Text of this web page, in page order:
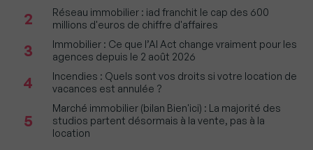
2
Réseau immobilier : iad franchit le cap des 600
millions d'euros de chiffre d'affaires
3
Immobilier : Ce que l’AI Act change vraiment pour les
agences depuis le 2 août 2026
4
Incendies : Quels sont vos droits si votre location de
vacances est annulée ?
5
Marché immobilier (bilan Bien'ici) : La majorité des
studios partent désormais à la vente, pas à la
location